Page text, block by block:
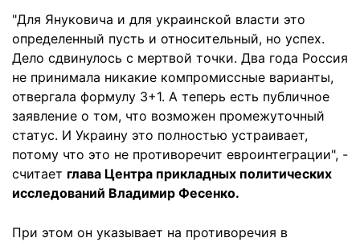
"Для Януковича и для украинской власти это
определенный пусть и относительный, но успех.
Дело сдвинулось с мертвой точки. Два года Россия
не принимала никакие компромиссные варианты,
отвергала формулу 3+1. А теперь есть публичное
заявление о том, что возможен промежуточный
статус. И Украину это полностью устраивает,
потому что это не противоречит евроинтеграции", -
считает глава Центра прикладных политических
исследований Владимир Фесенко.
При этом он указывает на противоречия в